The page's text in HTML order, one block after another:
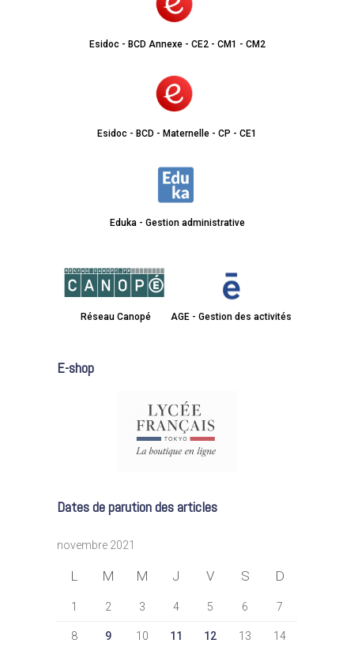
Esidoc - BCD Annexe - CE2 - CM1 - CM2
Esidoc - BCD - Maternelle - CP - CE1
Eduka - Gestion administrative
Réseau Canopé AGE - Gestion des activités
E-shop
Dates de parution des articles
novembre 2021
L M M J V S D
1 2 3 4 5 6 7
8 9 10 11 12 13 14